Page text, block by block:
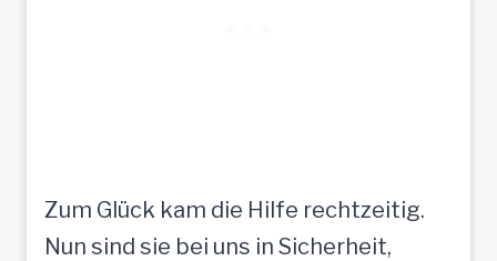
Zum Glück kam die Hilfe rechtzeitig.
Nun sind sie bei uns in Sicherheit,